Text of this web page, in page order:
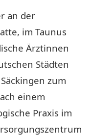
an der
im Taunus
Ärztinnen
Städten
zum
einem
Praxis im